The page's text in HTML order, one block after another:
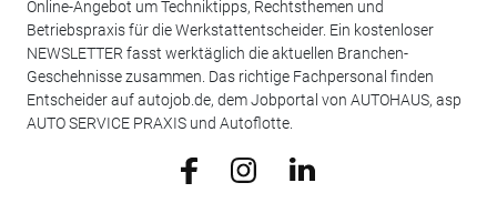
Online-Angebot um Techniktipps, Rechtsthemen und
Betriebspraxis für die Werkstattentscheider. Ein kostenloser
NEWSLETTER fasst werktäglich die aktuellen Branchen-
Geschehnisse zusammen. Das richtige Fachpersonal finden
Entscheider auf autojob.de, dem Jobportal von AUTOHAUS, asp
AUTO SERVICE PRAXIS und Autoflotte.